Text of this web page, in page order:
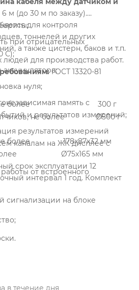
6 м (до 30 м по заказу).
для контроля
тоннелей и других
а также цистерн, баков и т.п.
людей для производства работ.
ГОСТ 13320-81
при отрицательных
С);
аккумулятора;
нуля;
память с
и результатов измерений;
результатов измерений
каналам на ЖК дисплее с
от встроенного
сигнализации на блоке
более
300 г
не более
Ø500 г
более
178x87x32 мм
Ø75x165 мм
срок эксплуатации 12
интервал 1 год. Комплект
в течение дня